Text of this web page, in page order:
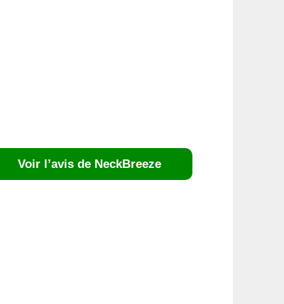
Voir l’avis de NeckBreeze